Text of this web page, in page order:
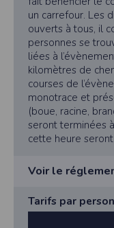
coureurs se fait
route. Les
véhicules routiers
fait bénéficier le
un carrefour. Les
ouverts à tous, il
personnes se
liées à
kilomètres de
courses de
monotrace et
Toutes les
course par les
un carrefour. Les
ouverts à tous, il
personnes se
liées à
kilomètres de
courses de
monotrace et
(boue, racine,
seront terminées
cette heure
Voir le
1) Introduction
Ce règlement
Tarifs par